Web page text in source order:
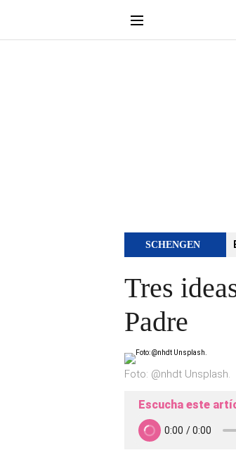
SCHENGEN
Tres
Padre
Foto: @nhdt Unsplash.
Escucha este